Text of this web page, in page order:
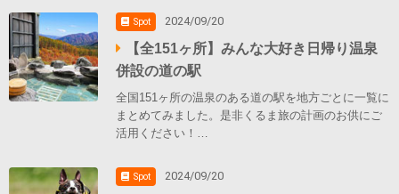
Spot 2024/09/20
【全151ヶ所】みんな大好き日帰り温泉
併設の道の駅
全国151ヶ所の温泉のある道の駅を地方ごとに一覧に
まとめてみました。是非くるま旅の計画のお供にご
活用ください！…
Spot 2024/09/20